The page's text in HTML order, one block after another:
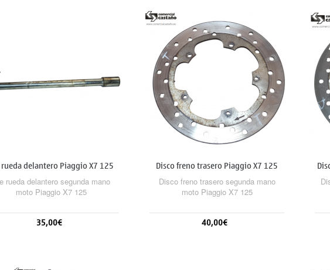
delantero Piaggio X7 125
rueda delantero segunda mano
moto Piaggio X7 125
35,00€
Disco freno trasero Piaggio X7 125
Disco freno trasero segunda mano
moto Piaggio X7 125
40,00€